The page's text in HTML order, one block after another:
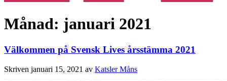
Månad: januari 2021
Välkommen på Svensk Lives årsstämma 2021
Skriven januari 15, 2021 av Katsler Måns